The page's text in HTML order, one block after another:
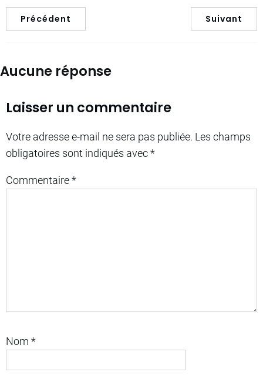
Précédent Suivant
Aucune réponse
Laisser un commentaire
Votre adresse e-mail ne sera pas publiée. Les champs
obligatoires sont indiqués avec*
Commentaire*
Nom *